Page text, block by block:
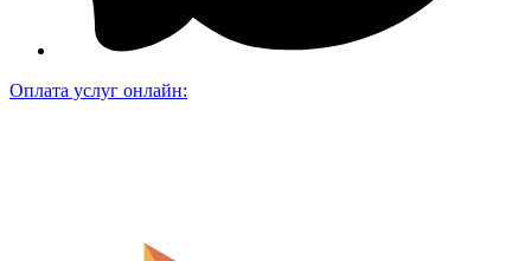
Оплата услуг онлайн: